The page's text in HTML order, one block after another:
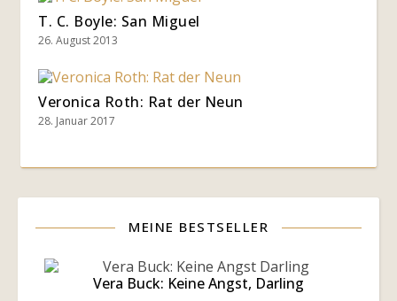
T. C. Boyle: San Miguel
26. August 2013
Veronica Roth: Rat der Neun
28. Januar 2017
MEINE BESTSELLER
Vera Buck: Keine Angst, Darling